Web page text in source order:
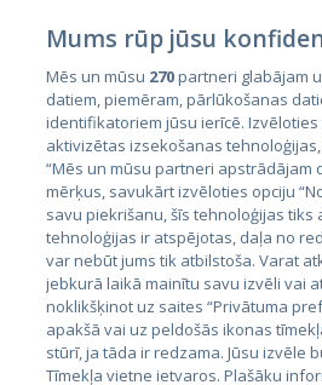
Страны
Эстония
Латвия
Литва
Mums rūp jūsu
Mēs un mūsu 270partneri glabājam
datiem, piemēram, pārlūkošanas
identifikatoriem jūsu ierīcē. Izvēloties
aktivizētas izsekošanas
“Mēs un mūsu partneri apstrādājam
mērķus, savukārt izvēloties opciju
savu piekrišanu, šīs tehnoloģijas tiks
tehnoloģijas ir atspējotas, daļa no
var nebūt jums tik atbilstoša. Varat
jebkurā laikā mainītu savu izvēli vai
noklikšķinot uz saites “Privātuma
apakšā vai uz peldošās ikonas
stūrī, ja tāda ir redzama. Jūsu izvēle
Tīmekļa vietne ietvaros. Plašāku